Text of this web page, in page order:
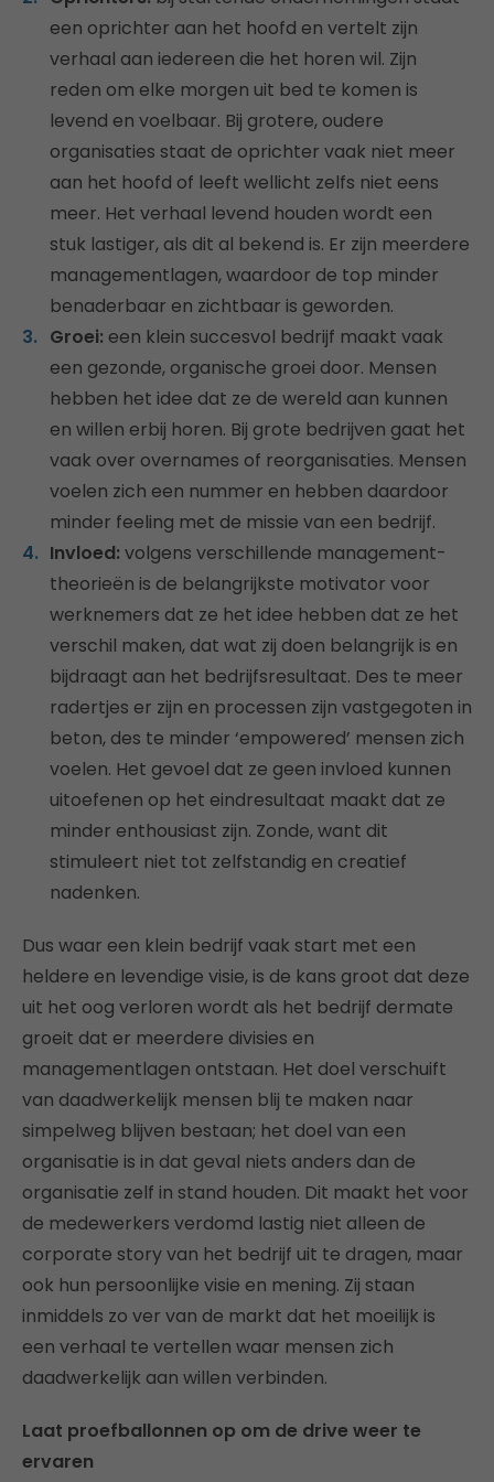
een oprichter aan het hoofd en vertelt zijn
verhaal aan iedereen die het horen wil. Zijn
reden om elke morgen uit bed te komen is
levend en voelbaar. Bij grotere, oudere
organisaties staat de oprichter vaak niet meer
aan het hoofd of leeft wellicht zelfs niet eens
meer. Het verhaal levend houden wordt een
stuk lastiger, als dit al bekend is. Er zijn meerdere
managementlagen, waardoor de top minder
benaderbaar en zichtbaar is geworden.
Groei: een klein succesvol bedrijf maakt vaak
een gezonde, organische groei door. Mensen
hebben het idee dat ze de wereld aan kunnen
en willen erbij horen. Bij grote bedrijven gaat het
vaak over overnames of reorganisaties. Mensen
voelen zich een nummer en hebben daardoor
minder feeling met de missie van een bedrijf.
Invloed: volgens verschillende management-
theorieën is de belangrijkste motivator voor
werknemers dat ze het idee hebben dat ze het
verschil maken, dat wat zij doen belangrijk is en
bijdraagt aan het bedrijfsresultaat. Des te meer
radertjes er zijn en processen zijn vastgegoten in
beton, des te minder ‘empowered’ mensen zich
voelen. Het gevoel dat ze geen invloed kunnen
uitoefenen op het eindresultaat maakt dat ze
minder enthousiast zijn. Zonde, want dit
stimuleert niet tot zelfstandig en creatief
nadenken.
Dus waar een klein bedrijf vaak start met een
heldere en levendige visie, is de kans groot dat deze
uit het oog verloren wordt als het bedrijf dermate
groeit dat er meerdere divisies en
managementlagen ontstaan. Het doel verschuift
van daadwerkelijk mensen blij te maken naar
simpelweg blijven bestaan; het doel van een
organisatie is in dat geval niets anders dan de
organisatie zelf in stand houden. Dit maakt het voor
de medewerkers verdomd lastig niet alleen de
corporate story van het bedrijf uit te dragen, maar
ook hun persoonlijke visie en mening. Zij staan
inmiddels zo ver van de markt dat het moeilijk is
een verhaal te vertellen waar mensen zich
daadwerkelijk aan willen verbinden.
Laat proefballonnen op om de drive weer te
ervaren